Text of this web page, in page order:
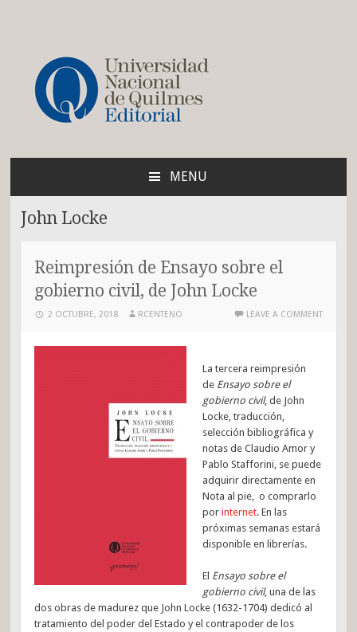
Blog de la Editorial de
MENU
CONTENT
John Locke
Reimpresión de Ensayo sobre el
gobierno civil, de John Locke
2 OCTUBRE, 2018 RCENTENO LEAVE A COMMENT
La tercera reimpresión
de Ensayo sobre el
gobierno civil, de John
Locke, traducción,
selección bibliográfica y
notas de Claudio Amor y
Pablo Stafforini, se puede
adquirir directamente en
Nota al pie, o comprarlo
por internet. En las
próximas semanas estará
disponible en librerías.
El Ensayo sobre el
gobierno civil, una de las
dos obras de madurez que John Locke (1632-1704) dedicó al
tratamiento del poder del Estado y el contrapoder de los